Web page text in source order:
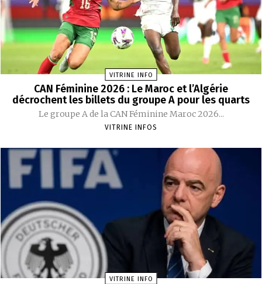
VITRINE INFO
CAN Féminine 2026 : Le Maroc et l’Algérie
décrochent les billets du groupe A pour les quarts
Le groupe A de la CAN Féminine Maroc 2026...
VITRINE INFOS
VITRINE INFO